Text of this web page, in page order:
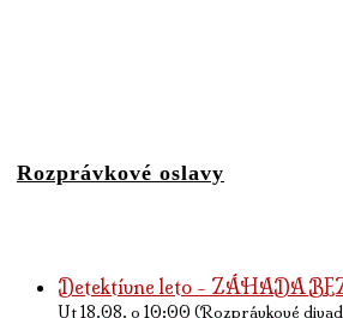
Rozprávkové oslavy
Detektívne leto - ZÁHADA
Ut 18.08. o 10:00 (Rozprávkové